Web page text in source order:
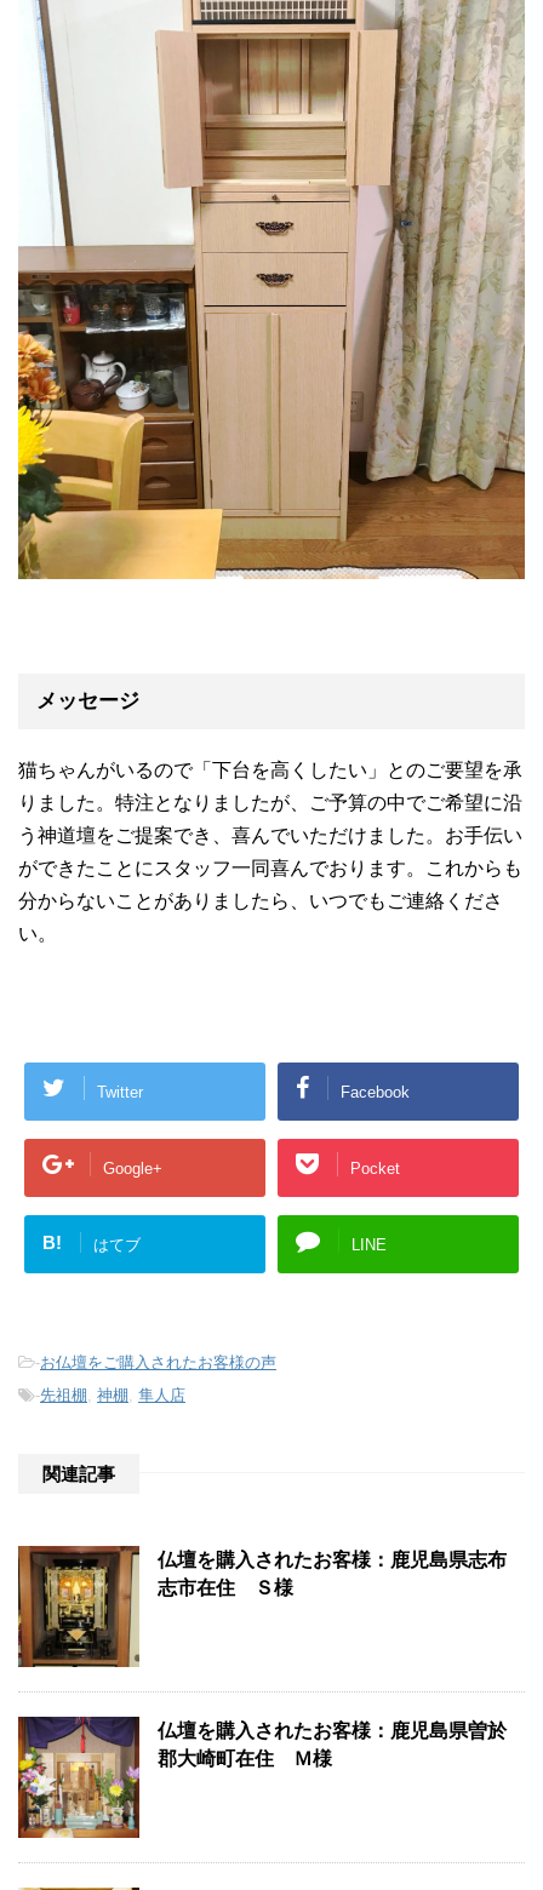
メッセージ
猫ちゃんがいるので「下台を高くしたい」とのご要望を承
りました。特注となりましたが、ご予算の中でご希望に沿
う神道壇をご提案でき、喜んでいただけました。お手伝い
ができたことにスタッフ一同喜んでおります。これからも
分からないことがありましたら、いつでもご連絡くださ
い。
Twitter Facebook
Google+ Pocket
B! はてブ LINE
-お仏壇をご購入されたお客様の声
-先祖棚 神棚 隼人店
関連記事
仏壇を購入されたお客様：鹿児島県志布
志市在住 Ｓ様
仏壇を購入されたお客様：鹿児島県曽於
郡大崎町在住 Ｍ様